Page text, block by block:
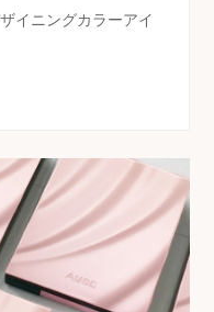
イニングカラーアイ